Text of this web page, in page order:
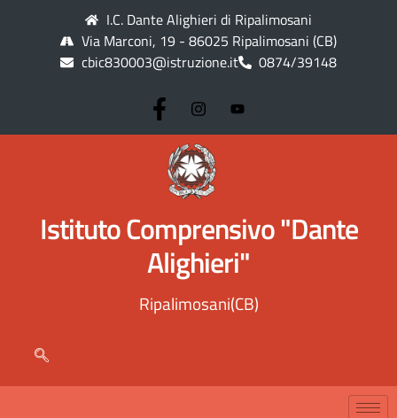
I.C. Dante Alighieri di Ripalimosani
Via Marconi, 19 - 86025 Ripalimosani (CB)
cbic830003@istruzione.it
0874/39148
Istituto Comprensivo "Dante
Alighieri"
Ripalimosani(CB)